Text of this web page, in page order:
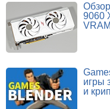
9060
игры
и